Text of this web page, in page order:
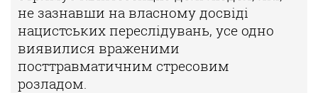
не зазнавши на власному досвіді
нацистських переслідувань, усе одно
виявилися враженими
посттравматичним стресовим
розладом.